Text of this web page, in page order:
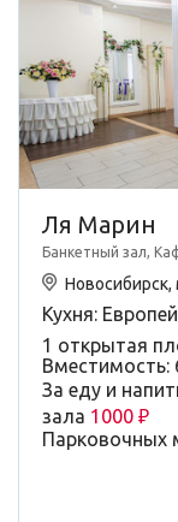
Ля Марин
Банкетный зал,
Новосибирск,
Кухня:
1 открытая
Вместимость:
За еду и
зала 1000 ₽
Парковочных